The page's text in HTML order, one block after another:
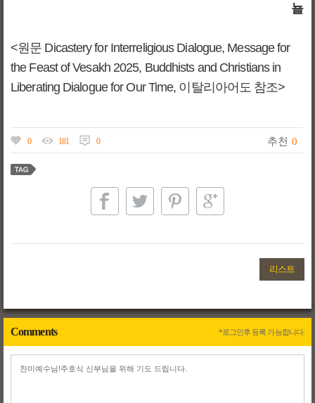
뇰
<원문 Dicastery for Interreligious Dialogue, Message for
the Feast of Vesakh 2025, Buddhists and Christians in
Liberating Dialogue for Our Time, 이탈리아어도 참조>
0 181 0 추천 0
리스트
Comments *로그인후 등록 가능합니다.